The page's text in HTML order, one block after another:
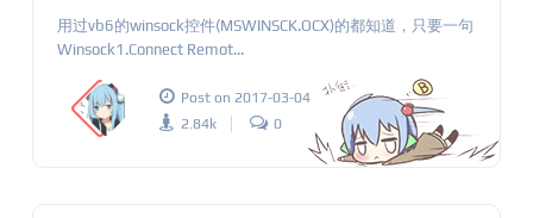
用过vb6的winsock控件(MSWINSCK.OCX)的都知道，只要一句
Winsock1.Connect Remot...
Post on 2017-03-04
2.84k
0